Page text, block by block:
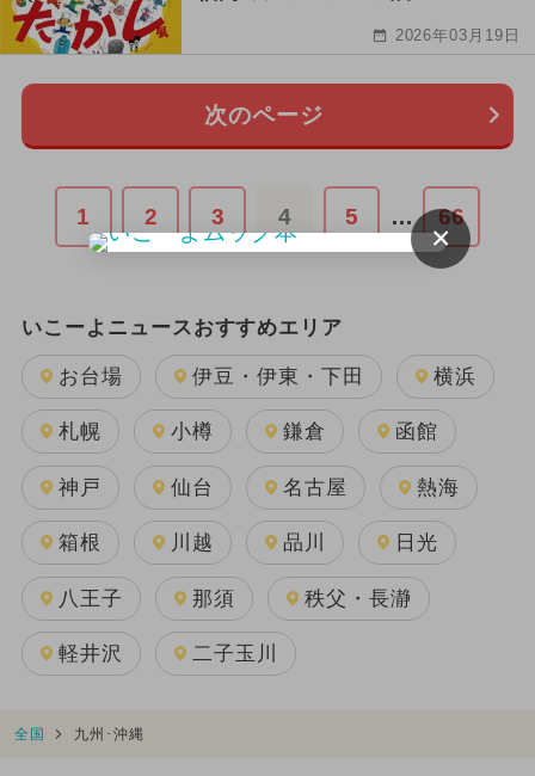
2026年03月19日
次のページ
1 2 3 4 5 … 66
いこーよニュースおすすめエリア
お台場 伊豆・伊東・下田 横浜
札幌 小樽 鎌倉 函館
神戸 仙台 名古屋 熱海
箱根 川越 品川 日光
八王子 那須 秩父・長瀞
軽井沢 二子玉川
全国 九州･沖縄
×